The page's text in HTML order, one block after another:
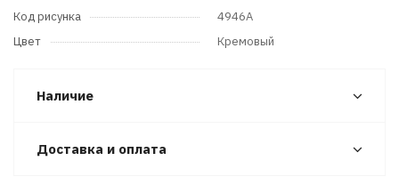
Код рисунка
4946A
Цвет
Кремовый
Наличие
Доставка и оплата